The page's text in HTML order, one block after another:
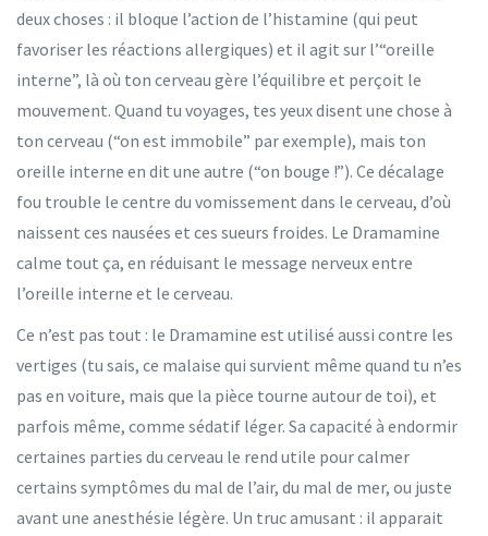
deux choses : il bloque l’action de l’histamine (qui peut
favoriser les réactions allergiques) et il agit sur l’“oreille
interne”, là où ton cerveau gère l’équilibre et perçoit le
mouvement. Quand tu voyages, tes yeux disent une chose à
ton cerveau (“on est immobile” par exemple), mais ton
oreille interne en dit une autre (“on bouge !”). Ce décalage
fou trouble le centre du vomissement dans le cerveau, d’où
naissent ces nausées et ces sueurs froides. Le Dramamine
calme tout ça, en réduisant le message nerveux entre
l’oreille interne et le cerveau.
Ce n’est pas tout : le Dramamine est utilisé aussi contre les
vertiges (tu sais, ce malaise qui survient même quand tu n’es
pas en voiture, mais que la pièce tourne autour de toi), et
parfois même, comme sédatif léger. Sa capacité à endormir
certaines parties du cerveau le rend utile pour calmer
certains symptômes du mal de l’air, du mal de mer, ou juste
avant une anesthésie légère. Un truc amusant : il apparait